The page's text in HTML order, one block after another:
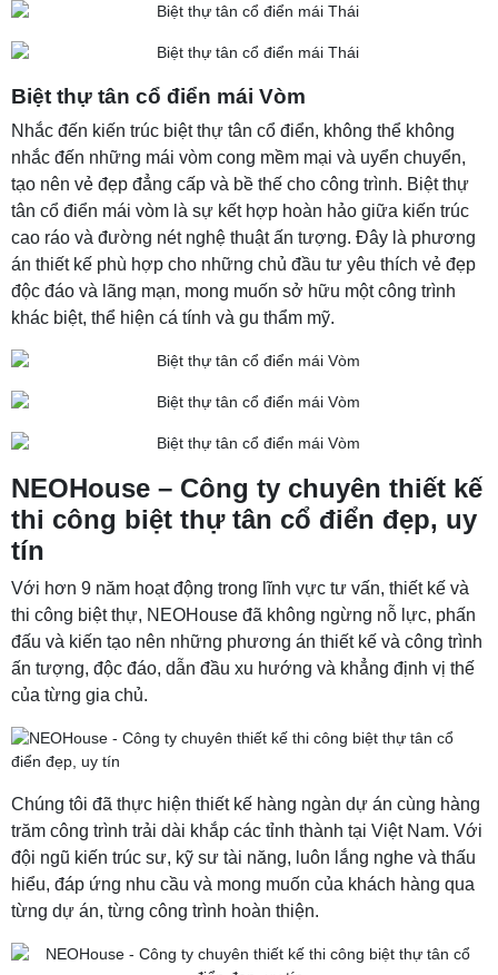
Biệt thự tân cổ điển mái Vòm
Nhắc đến kiến trúc biệt thự tân cổ điển, không thể không
nhắc đến những mái vòm cong mềm mại và uyển chuyển,
tạo nên vẻ đẹp đẳng cấp và bề thế cho công trình. Biệt thự
tân cổ điển mái vòm là sự kết hợp hoàn hảo giữa kiến trúc
cao ráo và đường nét nghệ thuật ấn tượng. Đây là phương
án thiết kế phù hợp cho những chủ đầu tư yêu thích vẻ đẹp
độc đáo và lãng mạn, mong muốn sở hữu một công trình
khác biệt, thể hiện cá tính và gu thẩm mỹ.
NEOHouse – Công ty chuyên thiết kế
thi công biệt thự tân cổ điển đẹp, uy
tín
Với hơn 9 năm hoạt động trong lĩnh vực tư vấn, thiết kế và
thi công biệt thự, NEOHouse đã không ngừng nỗ lực, phấn
đấu và kiến tạo nên những phương án thiết kế và công trình
ấn tượng, độc đáo, dẫn đầu xu hướng và khẳng định vị thế
của từng gia chủ.
Chúng tôi đã thực hiện thiết kế hàng ngàn dự án cùng hàng
trăm công trình trải dài khắp các tỉnh thành tại Việt Nam. Với
đội ngũ kiến trúc sư, kỹ sư tài năng, luôn lắng nghe và thấu
hiểu, đáp ứng nhu cầu và mong muốn của khách hàng qua
từng dự án, từng công trình hoàn thiện.